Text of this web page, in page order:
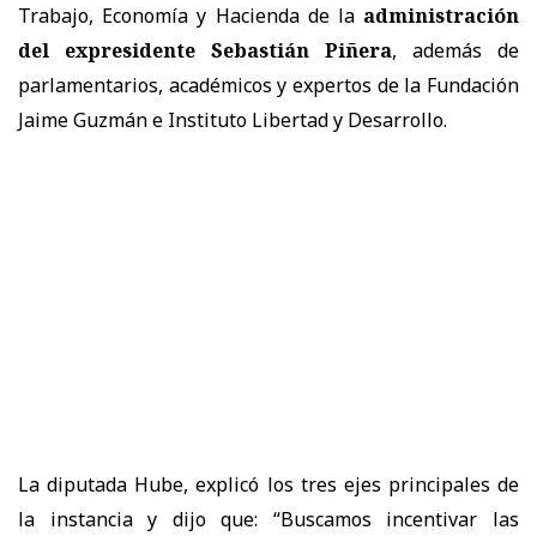
Trabajo, Economía y Hacienda de la administración
del expresidente Sebastián Piñera, además de
parlamentarios, académicos y expertos de la Fundación
Jaime Guzmán e Instituto Libertad y Desarrollo.
La diputada Hube, explicó los tres ejes principales de
la instancia y dijo que: “Buscamos incentivar las